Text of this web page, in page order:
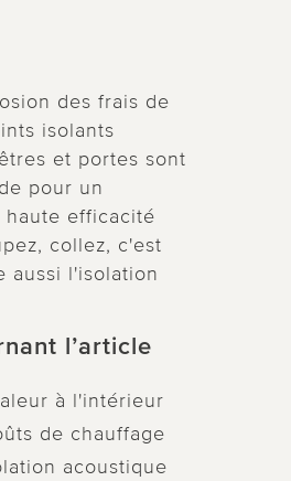
des frais de
isolants
et portes sont
pour un
efficacité
collez, c'est
aussi l'isolation
l’article
à l'intérieur
de chauffage
acoustique